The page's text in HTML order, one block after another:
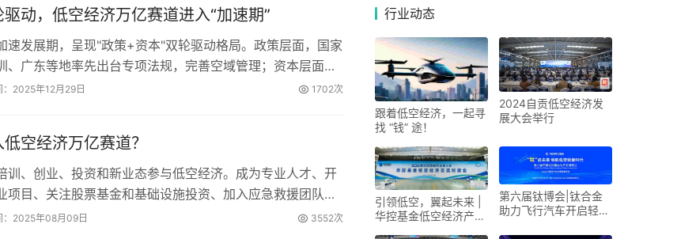
动，低空经济万亿赛道进入“加速期”
速发展期，呈现"政策+资本"双轮驱动格局。政策层面，国家
、广东等地率先出台专项法规，完善空域管理；资本层面，
千亿产业基金，重点投向飞行器制造、核心零部件等硬科技
：2025年12月29日 1702次
空经济万亿赛道？
训、创业、投资和新业态参与低空经济。成为专业人才、开
项目、关注股票基金和基础设施投资、加入应急救援团队等
红利和投资机会，结合区域优势选择适合方向。...
：2025年08月09日 3552次
行业动态
跟着低空经济，一起寻
找 “钱” 途！
2024自贡低空经济发
展大会举行
引领低空，翼起未来 |
华控基金低空经济产业
第六届钛博会|钛合金
助力飞行汽车开启轻量